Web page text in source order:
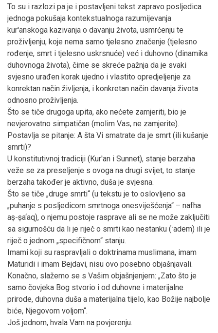
To su i razlozi pa je i postavljeni tekst zapravo posljedica
jednoga pokušaja kontekstualnoga razumijevanja
kur'anskoga kazivanja o davanju života, usmrćenju te
proživljenju, koje nema samo tjelesno značenje (tjelesno
rođenje, smrt i tjelesno uskrsnuće) već i duhovno (dinamika
duhovnoga života), čime se skreće pažnja da je svaki
svjesno urađen korak ujedno i vlastito opredjeljenje za
konrektan način življenja, i konkretan način davanja života
odnosno proživljenja.
Što se tiče drugoga upita, ako nećete zamjeriti, bio je
nevjerovatno simpatičan (molim Vas, ne zamjerite).
Postavlja se pitanje: A šta Vi smatrate da je smrt (ili kušanje
smrti)?
U konstitutivnoj tradiciji (Kur'an i Sunnet), stanje berzaha
veže se za preseljenje s ovoga na drugi svijet, to stanje
berzaha također je aktivno, duša je svjesna.
Što se tiče „druge smrti“ (u tekstu je to oslovljeno sa
„puhanje s posljedicom smrtnoga onesviješćenja“ – nafha
aṣ-ṣa‘aq), o njemu postoje rasprave ali se ne može zaključiti
sa sigurnošću da li je riječ o smrti kao nestanku (ʻadem) ili je
riječ o jednom „specifičnom“ stanju.
Imami koji su raspravljali o doktrinama muslimana, imam
Maturidi i imam Bejdavi, nisu ovo posebno objašnjavali.
Konačno, slažemo se s Vašim objašnjenjem: „Zato što je
samo čovjeka Bog stvorio i od duhovne i materijalne
prirode, duhovna duša a materijalna tijelo, kao Božije najbolje
biće, Njegovom voljom“.
Još jednom, hvala Vam na povjerenju.